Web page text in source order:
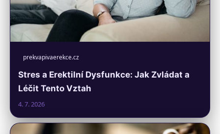
prekvapivaerekce.cz
Stres a Erektilní Dysfunkce: Jak Zvládat a
Léčit Tento Vztah
4. 7. 2026